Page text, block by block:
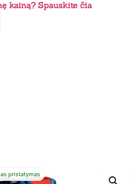
kainą? Spauskite čia
pristatymas